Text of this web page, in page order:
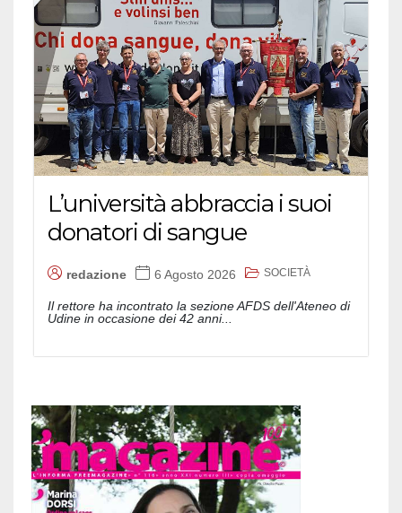
L’università abbraccia i suoi
donatori di sangue
redazione 6 Agosto 2026 SOCIETÀ
Il rettore ha incontrato la sezione AFDS dell'Ateneo di
Udine in occasione dei 42 anni...